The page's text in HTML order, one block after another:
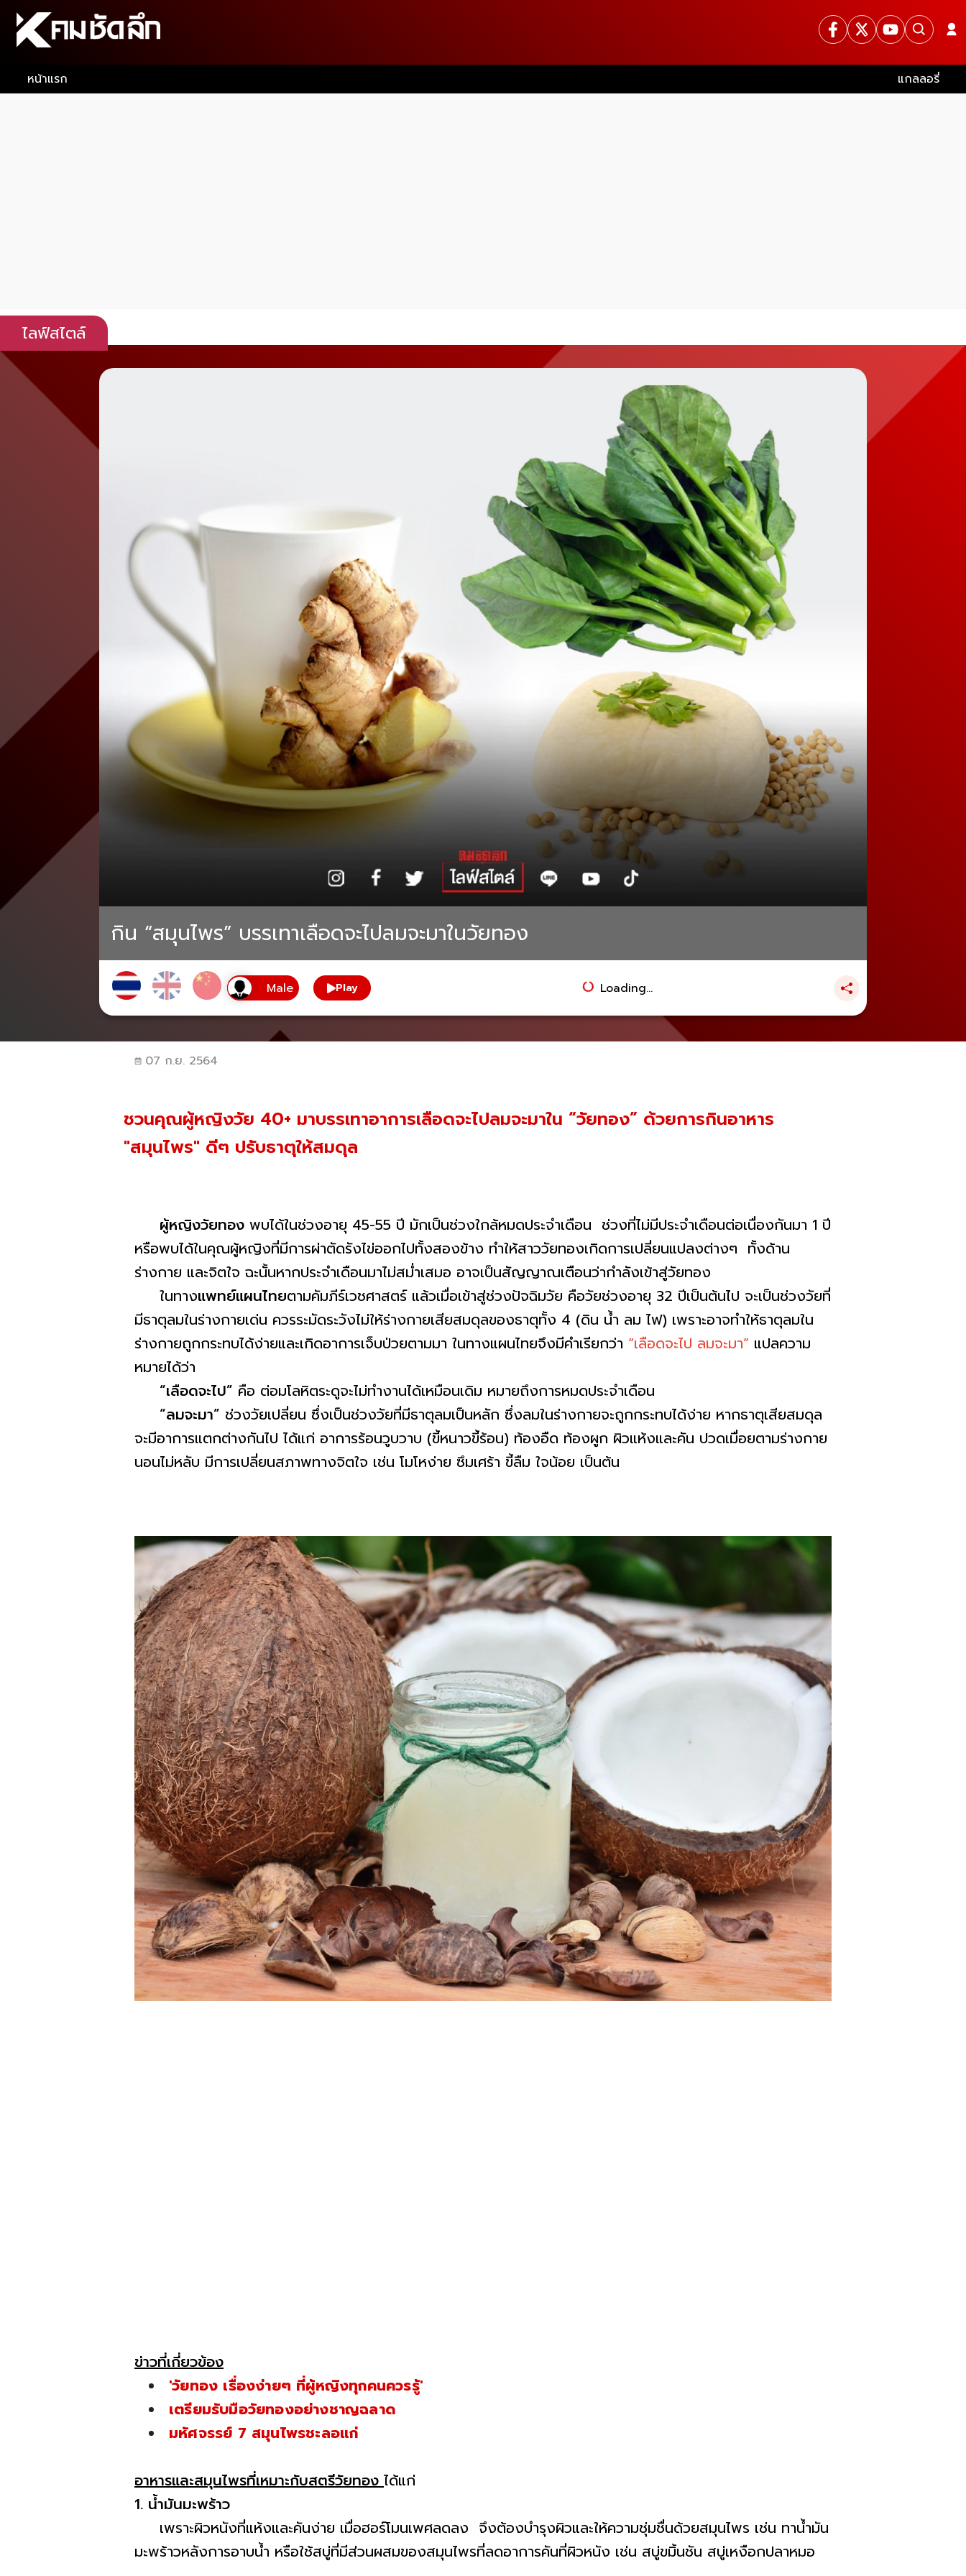
หน้าแรก แกลลอรี่
ไลฟ์สไตล์
กิน “สมุนไพร” บรรเทาเลือดจะไปลมจะมาในวัยทอง
Play Loading...
07 ก.ย. 2564
ชวนคุณผู้หญิงวัย 40+ มาบรรเทาอาการเลือดจะไปลมจะมาใน “วัยทอง” ด้วยการกินอาหาร
"สมุนไพร" ดีๆ ปรับธาตุให้สมดุล
ผู้หญิงวัยทอง พบได้ในช่วงอายุ 45-55 ปี มักเป็นช่วงใกล้หมดประจำเดือน ช่วงที่ไม่มีประจำเดือนต่อเนื่องกันมา 1 ปี
หรือพบได้ในคุณผู้หญิงที่มีการผ่าตัดรังไข่ออกไปทั้งสองข้าง ทำให้สาววัยทองเกิดการเปลี่ยนแปลงต่างๆ ทั้งด้าน
ร่างกาย และจิตใจ ฉะนั้นหากประจำเดือนมาไม่สม่ำเสมอ อาจเป็นสัญญาณเตือนว่ากำลังเข้าสู่วัยทอง
ในทางแพทย์แผนไทยตามคัมภีร์เวชศาสตร์ แล้วเมื่อเข้าสู่ช่วงปัจฉิมวัย คือวัยช่วงอายุ 32 ปีเป็นต้นไป จะเป็นช่วงวัยที่
มีธาตุลมในร่างกายเด่น ควรระมัดระวังไม่ให้ร่างกายเสียสมดุลของธาตุทั้ง 4 (ดิน น้ำ ลม ไฟ) เพราะอาจทำให้ธาตุลมใน
ร่างกายถูกกระทบได้ง่ายและเกิดอาการเจ็บป่วยตามมา ในทางแผนไทยจึงมีคำเรียกว่า “เลือดจะไป ลมจะมา” แปลความ
หมายได้ว่า
“เลือดจะไป” คือ ต่อมโลหิตระดูจะไม่ทำงานได้เหมือนเดิม หมายถึงการหมดประจำเดือน
“ลมจะมา” ช่วงวัยเปลี่ยน ซึ่งเป็นช่วงวัยที่มีธาตุลมเป็นหลัก ซึ่งลมในร่างกายจะถูกกระทบได้ง่าย หากธาตุเสียสมดุล
จะมีอาการแตกต่างกันไป ได้แก่ อาการร้อนวูบวาบ (ขี้หนาวขี้ร้อน) ท้องอืด ท้องผูก ผิวแห้งและคัน ปวดเมื่อยตามร่างกาย
นอนไม่หลับ มีการเปลี่ยนสภาพทางจิตใจ เช่น โมโหง่าย ซึมเศร้า ขี้ลืม ใจน้อย เป็นต้น
ข่าวที่เกี่ยวข้อง
'วัยทอง เรื่องง่ายๆ ที่ผู้หญิงทุกคนควรรู้'
เตรียมรับมือวัยทองอย่างชาญฉลาด
มหัศจรรย์ 7 สมุนไพรชะลอแก่
อาหารและสมุนไพรที่เหมาะกับสตรีวัยทองได้แก่
1. น้ำมันมะพร้าว
เพราะผิวหนังที่แห้งและคันง่าย เมื่อฮอร์โมนเพศลดลง จึงต้องบำรุงผิวและให้ความชุ่มชื่นด้วยสมุนไพร เช่น ทาน้ำมัน
มะพร้าวหลังการอาบน้ำ หรือใช้สบู่ที่มีส่วนผสมของสมุนไพรที่ลดอาการคันที่ผิวหนัง เช่น สบู่ขมิ้นชัน สบู่เหงือกปลาหมอ